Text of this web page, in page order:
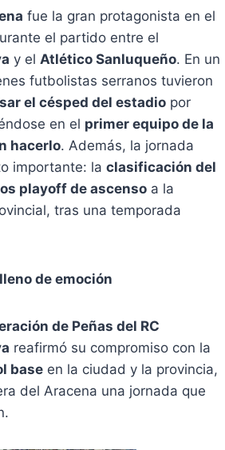
fue la gran protagonista en el
el partido entre el
y el Atlético Sanluqueño. En un
futbolistas serranos tuvieron
el césped del estadio por
en el primer equipo de la
hacerlo. Además, la jornada
importante: la clasificación del
playoff de ascenso a la
tras una temporada
de emoción
de Peñas del RC
reafirmó su compromiso con la
base en la ciudad y la provincia,
del Aracena una jornada que